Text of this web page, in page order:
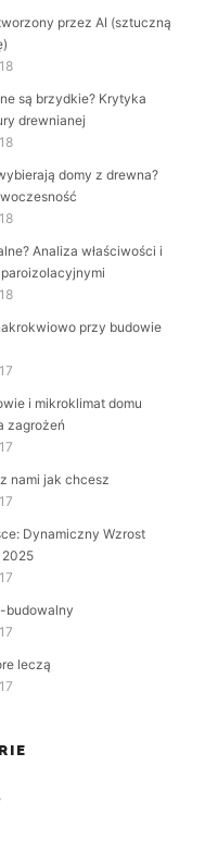
przez AI (sztuczną
są brzydkie? Krytyka
drewnianej
domy z drewna?
Analiza właściwości i
przy budowie
i mikroklimat domu
zagrożeń
nami jak chcesz
Dynamiczny Wzrost
2025
budowalny
leczą